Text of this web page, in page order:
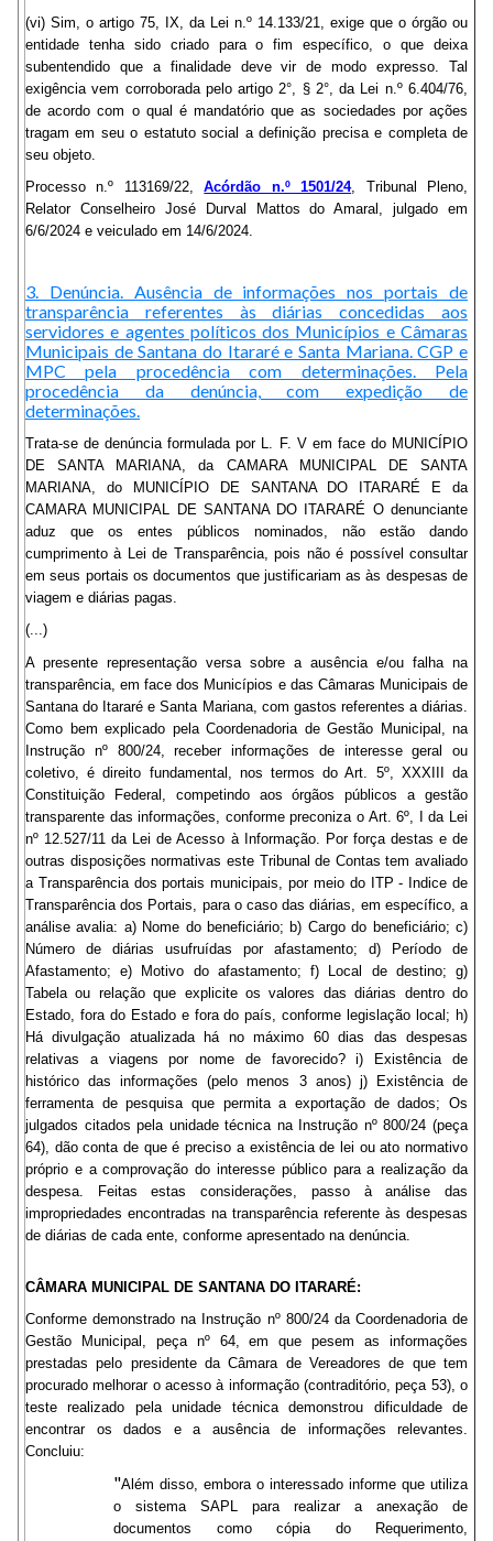
(vi) Sim, o artigo 75, IX, da Lei n.º 14.133/21, exige que o órgão ou
entidade tenha sido criado para o fim específico, o que deixa
subentendido que a finalidade deve vir de modo expresso. Tal
exigência vem corroborada pelo artigo 2°, § 2°, da Lei n.º 6.404/76,
de acordo com o qual é mandatório que as sociedades por ações
tragam em seu o estatuto social a definição precisa e completa de
seu objeto.
Processo n.º 113169/22,Acórdão n.º 1501/24, Tribunal Pleno,
Relator Conselheiro José Durval Mattos do Amaral, julgado em
6/6/2024 e veiculado em 14/6/2024.
3. Denúncia. Ausência de informações nos portais de
transparência referentes às diárias concedidas aos
servidores e agentes políticos dos Municípios e Câmaras
Municipais de Santana do Itararé e Santa Mariana. CGP e
MPC pela procedência com determinações. Pela
procedência da denúncia, com expedição de
determinações.
Trata-se de denúncia formulada por L. F. V em face do MUNICÍPIO
DE SANTA MARIANA, da CAMARA MUNICIPAL DE SANTA
MARIANA, do MUNICÍPIO DE SANTANA DO ITARARÉ E da
CAMARA MUNICIPAL DE SANTANA DO ITARARÉ O denunciante
aduz que os entes públicos nominados, não estão dando
cumprimento à Lei de Transparência, pois não é possível consultar
em seus portais os documentos que justificariam as às despesas de
viagem e diárias pagas.
(...)
A presente representação versa sobre a ausência e/ou falha na
transparência, em face dos Municípios e das Câmaras Municipais de
Santana do Itararé e Santa Mariana, com gastos referentes a diárias.
Como bem explicado pela Coordenadoria de Gestão Municipal, na
Instrução nº 800/24, receber informações de interesse geral ou
coletivo, é direito fundamental, nos termos do Art. 5º, XXXIII da
Constituição Federal, competindo aos órgãos públicos a gestão
transparente das informações, conforme preconiza o Art. 6º, I da Lei
nº 12.527/11 da Lei de Acesso à Informação. Por força destas e de
outras disposições normativas este Tribunal de Contas tem avaliado
a Transparência dos portais municipais, por meio do ITP - Indice de
Transparência dos Portais, para o caso das diárias, em específico, a
análise avalia: a) Nome do beneficiário; b) Cargo do beneficiário; c)
Número de diárias usufruídas por afastamento; d) Período de
Afastamento; e) Motivo do afastamento; f) Local de destino; g)
Tabela ou relação que explicite os valores das diárias dentro do
Estado, fora do Estado e fora do país, conforme legislação local; h)
Há divulgação atualizada há no máximo 60 dias das despesas
relativas a viagens por nome de favorecido? i) Existência de
histórico das informações (pelo menos 3 anos) j) Existência de
ferramenta de pesquisa que permita a exportação de dados; Os
julgados citados pela unidade técnica na Instrução nº 800/24 (peça
64), dão conta de que é preciso a existência de lei ou ato normativo
próprio e a comprovação do interesse público para a realização da
despesa. Feitas estas considerações, passo à análise das
impropriedades encontradas na transparência referente às despesas
de diárias de cada ente, conforme apresentado na denúncia.
CÂMARA MUNICIPAL DE SANTANA DO ITARARÉ:
Conforme demonstrado na Instrução nº 800/24 da Coordenadoria de
Gestão Municipal, peça nº 64, em que pesem as informações
prestadas pelo presidente da Câmara de Vereadores de que tem
procurado melhorar o acesso à informação (contraditório, peça 53), o
teste realizado pela unidade técnica demonstrou dificuldade de
encontrar os dados e a ausência de informações relevantes.
Concluiu:
"Além disso, embora o interessado informe que utiliza
o sistema SAPL para realizar a anexação de
documentos como cópia do Requerimento,